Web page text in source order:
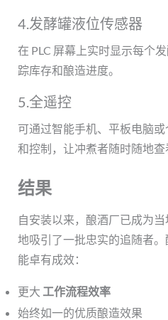
4.发酵罐液位传感器
在 PLC 屏幕上实时显示每个
踪库存和酿造进度。
5.全遥控
可通过智能手机、平板电脑
和控制，让冲煮者随时随地查
结果
自安装以来，酿酒厂已成为
地吸引了一批忠实的追随者
能卓有成效：
更大 工作流程效率
始终如一的优质酿造效果